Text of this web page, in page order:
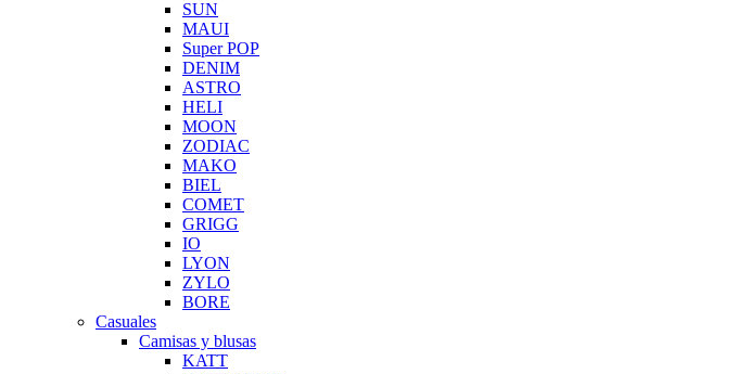
SUN
MAUI
Super POP
DENIM
ASTRO
HELI
MOON
ZODIAC
MAKO
BIEL
COMET
GRIGG
IO
LYON
ZYLO
BORE
Casuales
Camisas y blusas
KATT